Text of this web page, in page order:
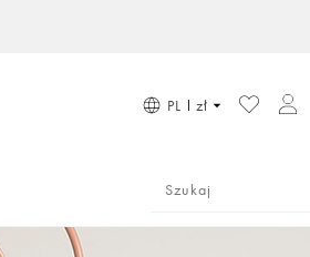
PL zł